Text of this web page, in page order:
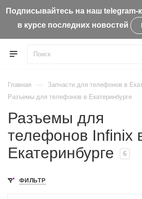
Подписывайтесь на наш telegram-
в курсе последних новостей
Главная — Запчасти для телефонов в
Разъемы для телефонов в Екатеринбурге
Разъемы для
телефонов Infinix
Екатеринбурге
6
ФИЛЬТР